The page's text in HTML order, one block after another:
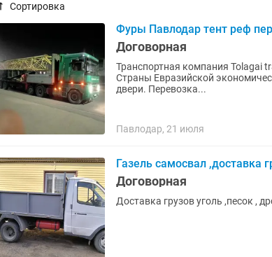
Сортировка
Фуры Павлодар тент реф
Договорная
Транспортная компания Tolagai
Страны Евразийской
двери. Перевозка...
Павлодар, 21 июля
Газель самосвал ,доставка
Договорная
Доставка грузов уголь ,песок ,